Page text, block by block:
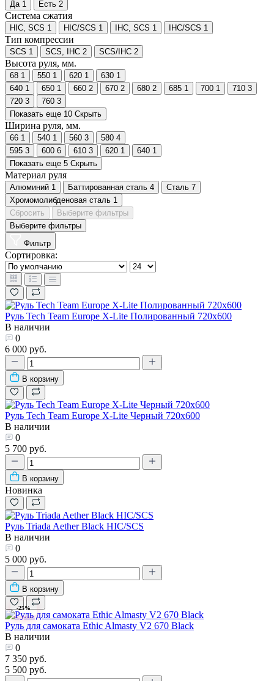
Да 1 Есть 2
Система сжатия
HIC, SCS 1 HIC/SCS 1 IHC, SCS 1 IHC/SCS 1
Тип компрессии
SCS 1 SCS, IHC 2 SCS/IHC 2
Высота руля, мм.
68 1 550 1 620 1 630 1
640 1 650 1 660 2 670 2 680 2 685 1 700 1 710 3
720 3 760 3
Показать еще 10 Скрыть
Ширина руля, мм.
66 1 540 1 560 3 580 4
595 3 600 6 610 3 620 1 640 1
Показать еще 5 Скрыть
Материал руля
Алюминий 1 Баттированная сталь 4 Сталь 7
Хромомолибденовая сталь 1
Сбросить
Выберите фильтры
Выберите фильтры
Фильтр
Сортировка:
Руль Tech Team Europe X-Lite Полированный 720х600
В наличии
0
6 000 руб.
В корзину
Руль Tech Team Europe X-Lite Черный 720х600
В наличии
0
5 700 руб.
В корзину
Новинка
Руль Triada Aether Black HIC/SCS
В наличии
0
5 000 руб.
В корзину
-25%
Руль для самоката Ethic Almasty V2 670 Black
В наличии
0
7 350 руб.
5 500 руб.